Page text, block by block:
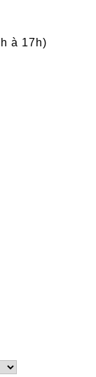
à 17h)